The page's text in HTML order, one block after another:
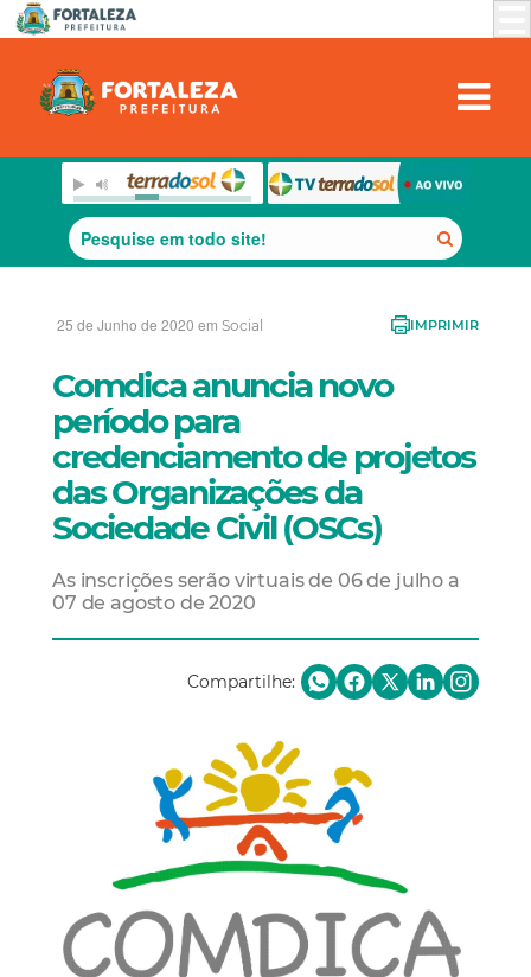
25 de Junho de 2020 em Social IMPRIMIR
Comdica anuncia novo
período para
credenciamento de projetos
das Organizações da
Sociedade Civil (OSCs)
As inscrições serão virtuais de 06 de julho a
07 de agosto de 2020
Compartilhe: